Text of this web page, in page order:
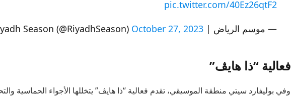
pic.twitter.com/40Ez26qtF2
— موسم الرياض | Riyadh Season (@RiyadhSeason) October 27, 2023
فعالية “ذا هايڤ”
وفي بوليفارد سيتي منطقة الموسيقي، تقدم فعالية “ذا هايڤ” يتخللها الأجواء الحماسية